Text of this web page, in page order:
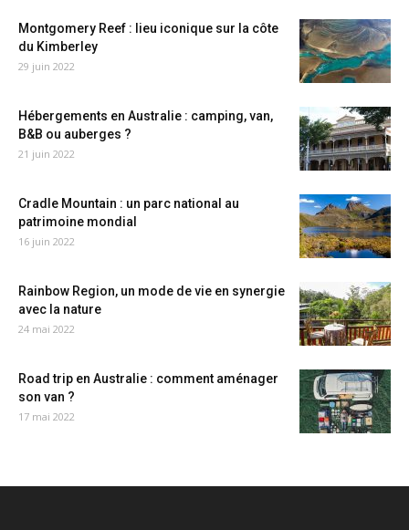
Montgomery Reef : lieu iconique sur la côte
du Kimberley
29 juin 2022
Hébergements en Australie : camping, van,
B&B ou auberges ?
21 juin 2022
Cradle Mountain : un parc national au
patrimoine mondial
16 juin 2022
Rainbow Region, un mode de vie en synergie
avec la nature
24 mai 2022
Road trip en Australie : comment aménager
son van ?
17 mai 2022